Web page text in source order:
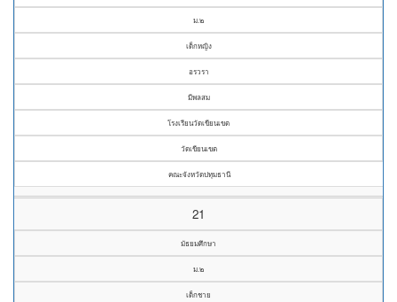
ม.๒
เด็กหญิง
อรวรา
มีพลสม
โรงเรียนวัดเขียนเขต
วัดเขียนเขต
คณะจังหวัดปทุมธานี
21
มัธยมศึกษา
ม.๒
เด็กชาย